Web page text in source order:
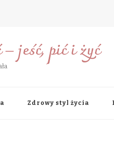
jeść, pić i żyć
Zdrowy styl życia